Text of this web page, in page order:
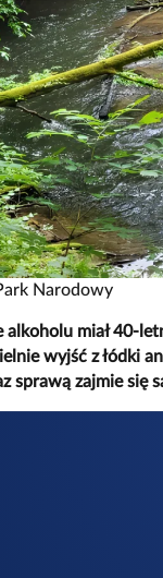
Narodowy
miał 40-
wyjść z łódki
sprawą zajmie się